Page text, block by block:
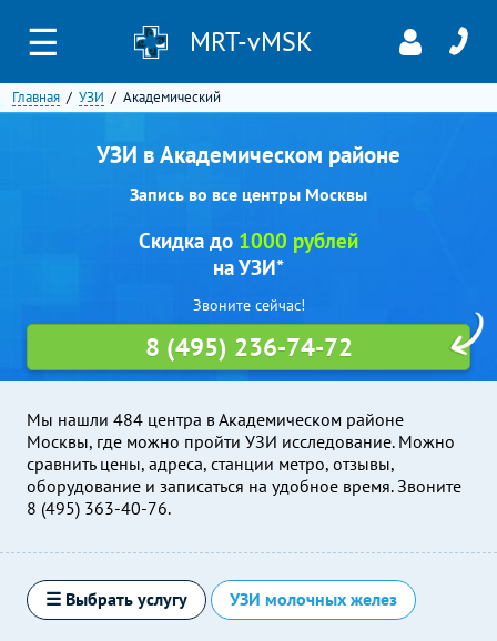
☰ MRT-vMSK
Главная УЗИ Академический
УЗИ в Академическом районе
Запись во все центры Москвы
Мы нашли 484 центра в Академическом районе
Москвы, где можно пройти УЗИ исследование. Можно
сравнить цены, адреса, станции метро, отзывы,
оборудование и записаться на удобное время. Звоните
8 (495) 363-40-76.
Скидка до 1000 рублей
на УЗИ*
Звоните сейчас!
8 (495) 236-74-72
☰ Выбрать услугу УЗИ молочных желез